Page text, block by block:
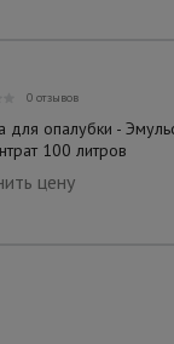
0 отзывов
для опалубки -
100 литров
цену